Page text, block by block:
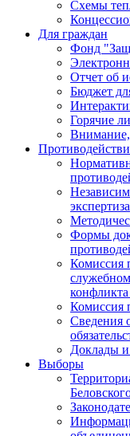
Схемы
Для граждан
Фонд
Отчет об
Бюджет
Горячие
Внимание,
экспертиза
Формы
Комиссия
конфликта
Комиссия
Сведения
Доклады
Выборы